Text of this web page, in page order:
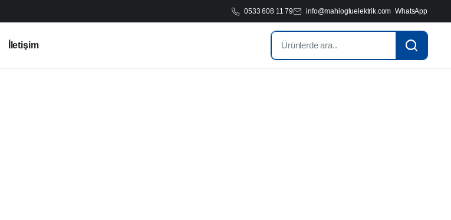
0533 608 11 79 info@mahiogluelektrik.com WhatsApp
İletişim